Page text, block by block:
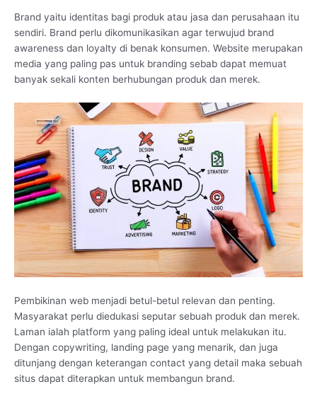
Brand yaitu identitas bagi produk atau jasa dan perusahaan itu
sendiri. Brand perlu dikomunikasikan agar terwujud brand
awareness dan loyalty di benak konsumen. Website merupakan
media yang paling pas untuk branding sebab dapat memuat
banyak sekali konten berhubungan produk dan merek.
Pembikinan web menjadi betul-betul relevan dan penting.
Masyarakat perlu diedukasi seputar sebuah produk dan merek.
Laman ialah platform yang paling ideal untuk melakukan itu.
Dengan copywriting, landing page yang menarik, dan juga
ditunjang dengan keterangan contact yang detail maka sebuah
situs dapat diterapkan untuk membangun brand.